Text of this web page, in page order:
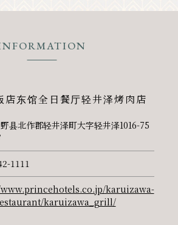
店东馆全日餐厅轻井泽烤肉店
县北作郡轻井泽町大字轻井泽1016-75
1111
karuizawa-
karuizawa_grill/